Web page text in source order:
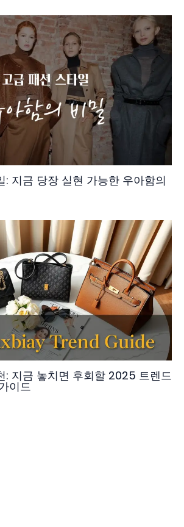
: 지금 당장 실현 가능한 우아함의
: 지금 놓치면 후회할 2025 트렌드
이드